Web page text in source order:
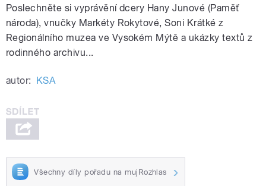
Poslechněte si vyprávění dcery Hany Junové (Paměť
národa), vnučky Markéty Rokytové, Soni Krátké z
Regionálního muzea ve Vysokém Mýtě a ukázky textů z
rodinného archivu...
autor: KSA
Všechny díly pořadu na mujRozhlas